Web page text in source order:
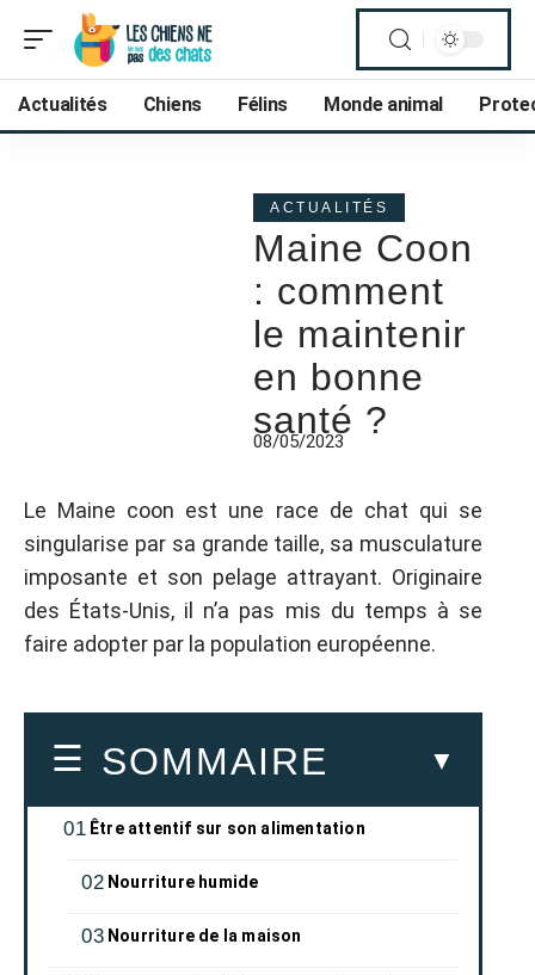
Actualités Chiens Félins Monde animal
ACTUALITÉS
Maine Coon
: comment
le maintenir
en bonne
santé ?
08/05/2023
Le Maine coon est une race de chat qui se
singularise par sa grande taille, sa musculature
imposante et son pelage attrayant. Originaire
des États-Unis, il n’a pas mis du temps à se
faire adopter par la population européenne.
SOMMAIRE
Être attentif sur son alimentation
Nourriture humide
Nourriture de la maison